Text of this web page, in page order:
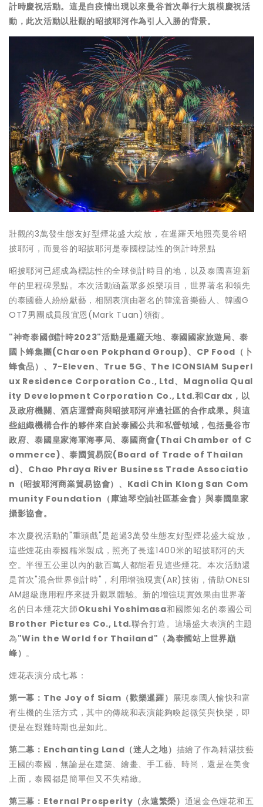
計時慶祝活動。這是自疫情出現以來曼谷首次舉行大規模慶祝活
動，此次活動以壯觀的昭披耶河作為引人入勝的背景。
壯觀的3萬發生態友好型煙花盛大綻放，在暹羅天地照亮曼谷昭
披耶河，而曼谷的昭披耶河是泰國標誌性的倒計時景點
昭披耶河已經成為標誌性的全球倒計時目的地，以及泰國喜迎新
年的里程碑景點。本次活動涵蓋眾多娛樂項目，世界著名和領先
的泰國藝人紛紛獻藝，相關表演由著名的韓流音樂藝人、韓國G
OT7男團成員段宜恩(Mark Tuan)領銜。
"神奇泰國倒計時2023"活動是暹羅天地、泰國國家旅遊局、泰
國卜蜂集團(Charoen Pokphand Group)、 CP Food（卜
蜂食品）、7-Eleven、True 5G、The ICONSIAM Superl
ux Residence Corporation Co., Ltd、Magnolia Qual
ity Development Corporation Co., Ltd.和Cardx，以
及政府機關、酒店運營商與昭披耶河岸邊社區的合作成果。與這
些組織機構合作的夥伴來自於泰國公共和私營領域，包括曼谷市
政府、泰國皇家海軍海事局、泰國商會(Thai Chamber of C
ommerce)、泰國貿易院(Board of Trade of Thailan
d)、 Chao Phraya River Business Trade Associatio
n（昭披耶河商業貿易協會）、Kadi Chin Klong San Com
munity Foundation（庫迪琴空訕社區基金會）與泰國皇家
攝影協會。
本次慶祝活動的"重頭戲"是超過3萬發生態友好型煙花盛大綻放，
這些煙花由泰國糯米製成，照亮了長達1400米的昭披耶河的天
空。半徑五公里以內的數百萬人都能看見這些煙花。本次活動還
是首次"混合世界倒計時"，利用增強現實(AR)技術，借助ONESI
AM超級應用程序來提升觀眾體驗。新的增強現實效果由世界著
名的日本煙花大師Okushi Yoshimasa和國際知名的泰國公司
Brother Pictures Co., Ltd.聯合打造。這場盛大表演的主題
為"Win the World for Thailand"（為泰國站上世界巔
峰） 。
煙花表演分成七幕：
第一幕： The Joy of Siam（歡樂暹羅） 展現泰國人愉快和富
有生機的生活方式，其中的傳統和表演能夠喚起微笑與快樂，即
便是在艱難時期也是如此。
第二幕： Enchanting Land（迷人之地） 描繪了作為精湛技藝
王國的泰國，無論是在建築、繪畫、手工藝、時尚，還是在美食
上面，泰國都是簡單但又不失精緻。
第三幕： Eternal Prosperity（永遠繁榮） 通過金色煙花和五